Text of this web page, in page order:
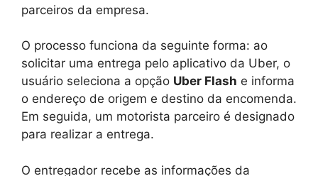
parceiros da empresa.
O processo funciona da seguinte forma: ao
solicitar uma entrega pelo aplicativo da Uber, o
usuário seleciona a opção Uber Flash e informa
o endereço de origem e destino da encomenda.
Em seguida, um motorista parceiro é designado
para realizar a entrega.
O entregador recebe as informações da